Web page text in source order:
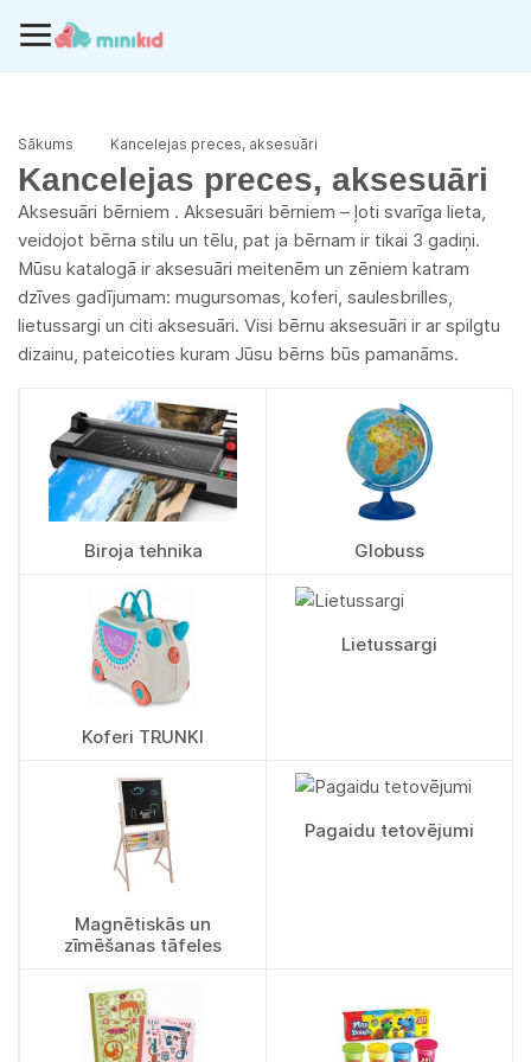
Sākums Kancelejas preces, aksesuāri
Kancelejas preces, aksesuāri
Aksesuāri bērniem . Aksesuāri bērniem – ļoti svarīga lieta,
veidojot bērna stilu un tēlu, pat ja bērnam ir tikai 3 gadiņi.
Mūsu katalogā ir aksesuāri meitenēm un zēniem katram
dzīves gadījumam: mugursomas, koferi, saulesbrilles,
lietussargi un citi aksesuāri. Visi bērnu aksesuāri ir ar spilgtu
dizainu, pateicoties kuram Jūsu bērns būs pamanāms.
Biroja tehnika Globuss
Koferi TRUNKI
Lietussargi
Magnētiskās un
zīmēšanas tāfeles
Pagaidu tetovējumi